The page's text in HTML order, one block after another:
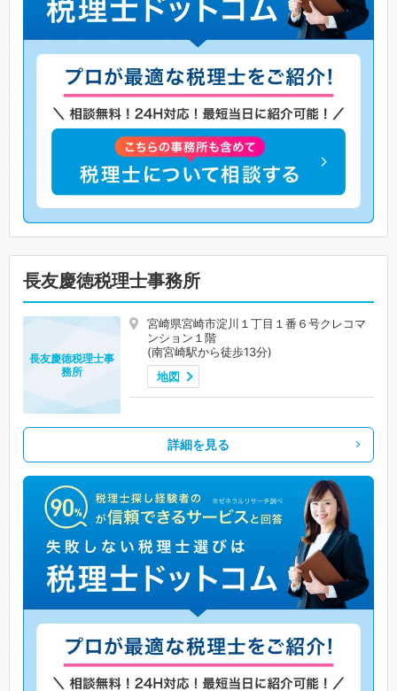
長友慶徳税理士事務所
宮崎県宮崎市淀川１丁目１番６号クレコマ
ンション１階
(南宮崎駅から徒歩13分)
地図
長友慶徳税理士事
務所
詳細を見る